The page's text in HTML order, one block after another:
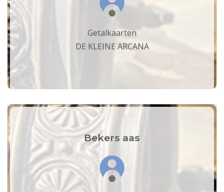
Getalkaarten
DE KLEINE ARCANA
Bekers aas